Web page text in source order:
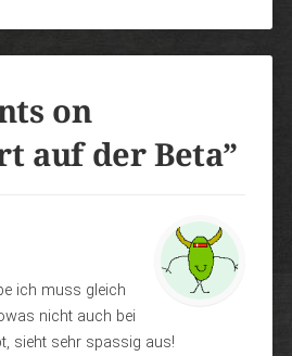
on
auf der Beta”
ich muss gleich
nicht auch bei
sieht sehr spassig aus!